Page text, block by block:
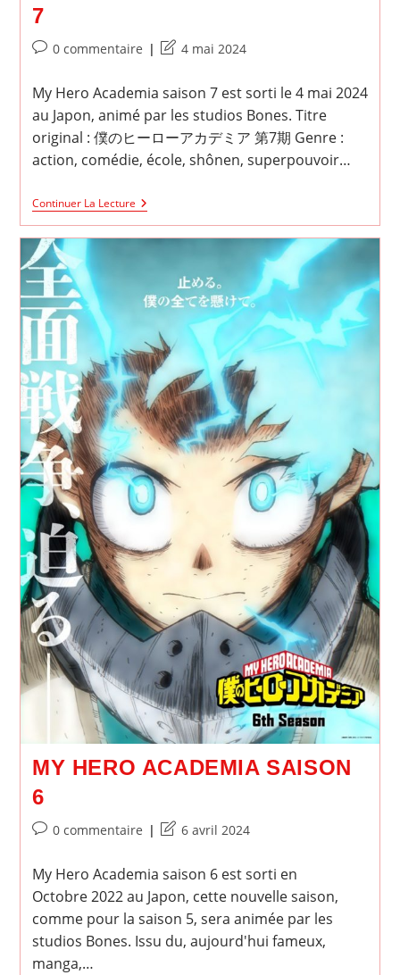
7
Commentaires
la
publication :
0 commentaire
Dernière
la
publication :
4 mai 2024
My Hero Academia saison 7 est sorti le 4 mai 2024
au Japon, animé par les studios Bones. Titre
original : 僕のヒーローアカデミア 第7期 Genre :
action, comédie, école, shônen, superpouvoir…
Continuer La LectureMy
Hero
Academia
Saison
MY HERO ACADEMIA SAISON
6
Commentaires
la
publication :
0 commentaire
Dernière
la
publication :
6 avril 2024
My Hero Academia saison 6 est sorti en
Octobre 2022 au Japon, cette nouvelle saison,
comme pour la saison 5, sera animée par les
studios Bones. Issu du, aujourd'hui fameux,
manga,…